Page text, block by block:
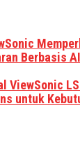
Berbasis
ViewSonic
untuk